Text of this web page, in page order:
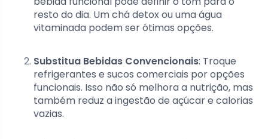
resto do dia. Um chá detox ou uma água
vitaminada podem ser ótimas opções.
Substitua Bebidas Convencionais: Troque
refrigerantes e sucos comerciais por opções
funcionais. Isso não só melhora a nutrição, mas
também reduz a ingestão de açúcar e calorias
vazias.